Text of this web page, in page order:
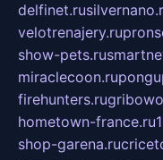
delfinet.ru
velotrenajery.ru
show-pets.ru
miraclecoon.ru
firehunters.ru
hometown-france.ru
shop-garena.ru